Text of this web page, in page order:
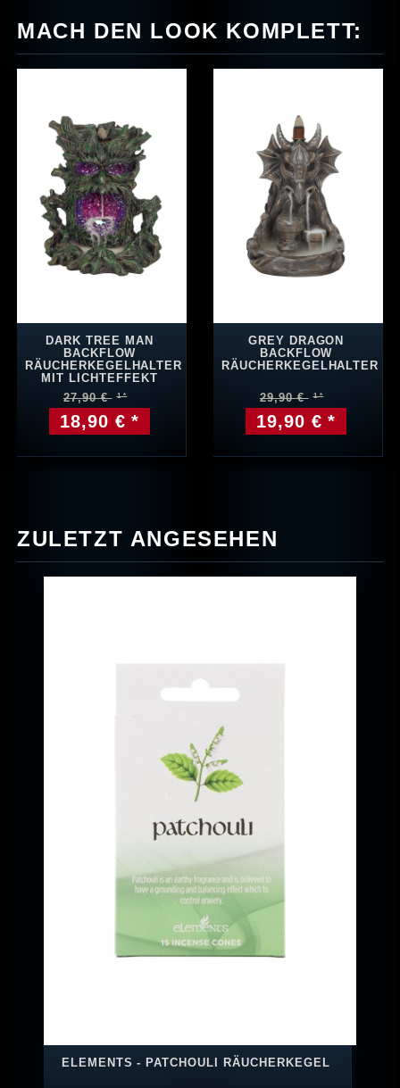
MACH DEN LOOK KOMPLETT:
DARK TREE MAN
BACKFLOW
RÄUCHERKEGELHALTER
MIT LICHTEFFEKT
27,90 €
18,90 € *
GREY DRAGON
BACKFLOW
RÄUCHERKEGELHALTER
29,90 €
19,90 € *
ZULETZT ANGESEHEN
ELEMENTS - PATCHOULI RÄUCHERKEGEL